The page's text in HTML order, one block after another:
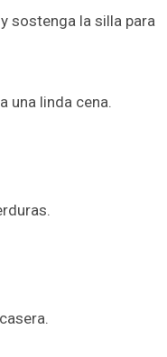
sostenga la silla para
una linda cena.